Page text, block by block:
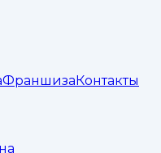
ФраншизаКонтакты